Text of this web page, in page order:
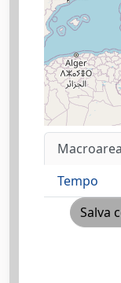
Macroarea
Tempo
Salva